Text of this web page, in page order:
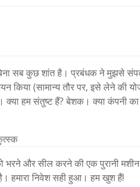
सब कुछ शांत है। प्रबंधक ने मुझसे
(सामान्य तौर पर, इसे लेने की
हम संतुष्ट हैं? बेशक। क्या कंपनी का
को भरने और सील करने की एक पुरानी
हमारा निवेश सही हुआ। हम खुश हैं!